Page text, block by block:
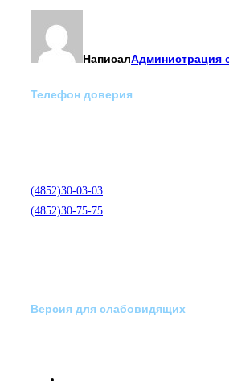
НаписалАдминистрация
Телефон доверия
(4852)30-03-03
(4852)30-75-75
Версия для слабовидящих